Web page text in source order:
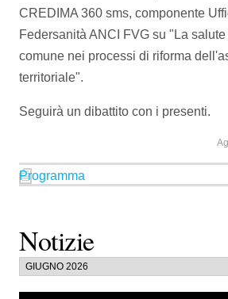
Notizie
CREDIMA 360 sms, componente
Federsanità ANCI FVG su "La
comune nei processi di riforma
territoriale".
Seguirà un dibattito con i presenti.
Programma